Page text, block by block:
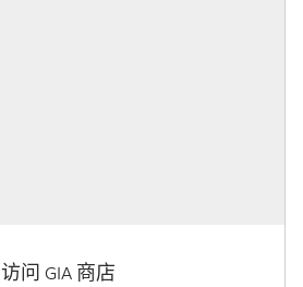
访问 GIA 商店